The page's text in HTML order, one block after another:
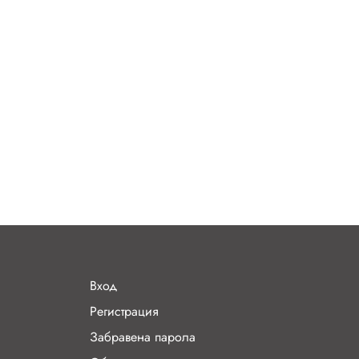
Вход
Регистрация
Забравена парола